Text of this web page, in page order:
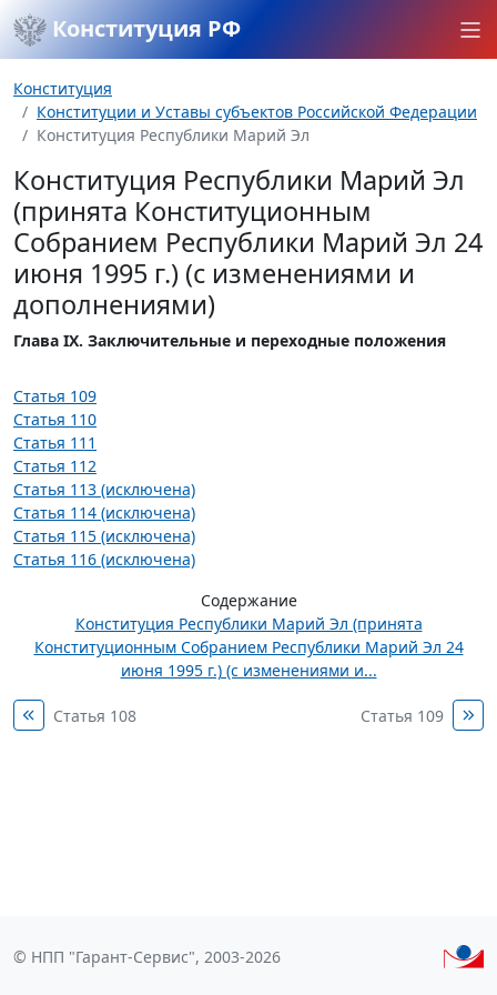
Конституция РФ
Конституция
Конституции и Уставы субъектов Российской Федерации
Конституция Республики Марий Эл
Конституция Республики Марий Эл
(принята Конституционным
Собранием Республики Марий Эл 24
июня 1995 г.) (с изменениями и
дополнениями)
Глава IX. Заключительные и переходные положения
Статья 109
Статья 110
Статья 111
Статья 112
Статья 113 (исключена)
Статья 114 (исключена)
Статья 115 (исключена)
Статья 116 (исключена)
Содержание
Конституция Республики Марий Эл (принята
Конституционным Собранием Республики Марий Эл 24
июня 1995 г.) (с изменениями и...
Статья 108 Статья 109
© НПП "Гарант-Сервис", 2003-2026